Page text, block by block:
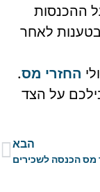
ההכנסות
בטענות לאחר
החזרי מס.
על הצד
הבא
מס הכנסה לשכירים